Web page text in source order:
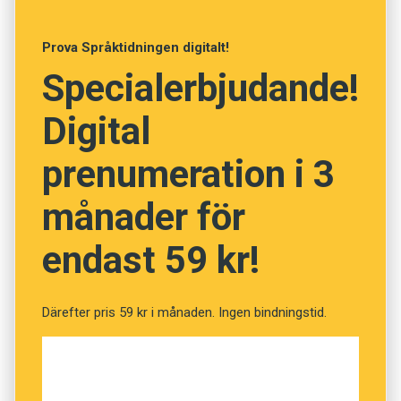
Vet du vad orden betyder?
(Kviss #12)
1av
Otta
Solnedgång
Prova Språktidningen digitalt!
Specialerbjudande!
Digital
prenumeration i 3
månader för
endast 59 kr!
Därefter pris 59 kr i månaden. Ingen bindningstid.